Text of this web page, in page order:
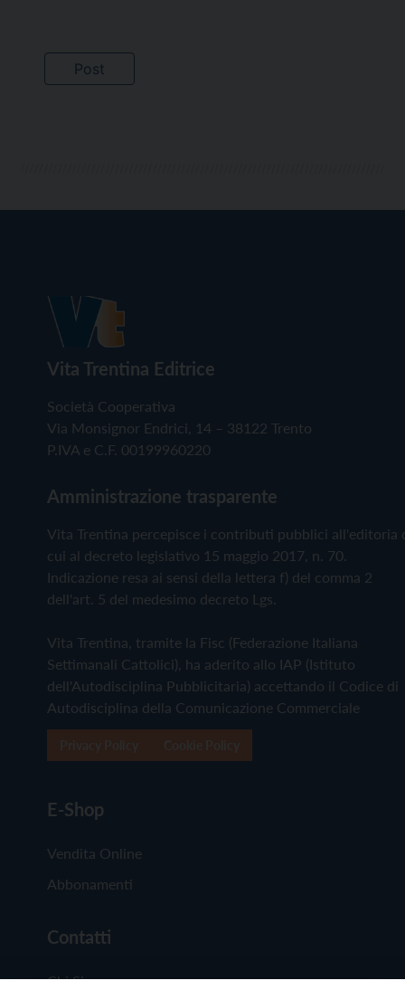
Vita Trentina Editrice
Società Cooperativa
Via Monsignor Endrici, 14 – 38122 Trento
P.IVA e C.F. 00199960220
Amministrazione trasparente
Vita Trentina percepisce i contributi pubblici all'editoria
cui al decreto legislativo 15 maggio 2017, n. 70.
Indicazione resa ai sensi della lettera f) del comma 2
dell'art. 5 del medesimo decreto Lgs.
Vita Trentina, tramite la Fisc (Federazione Italiana
Settimanali Cattolici), ha aderito allo IAP (Istituto
dell'Autodisciplina Pubblicitaria) accettando il Codice di
Autodisciplina della Comunicazione Commerciale
E-Shop
Vendita Online
Abbonamenti
Contatti
Chi Siamo